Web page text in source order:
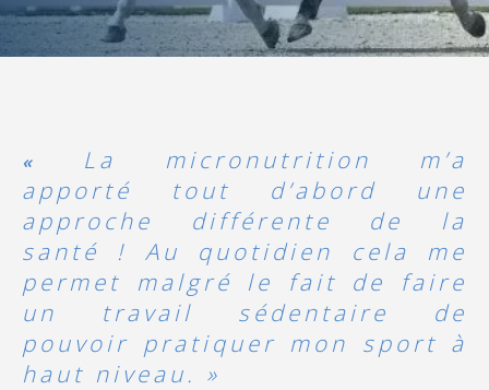
«
La micronutrition m’a
apporté tout d’abord une
approche différente de la
santé ! Au quotidien cela me
permet malgré le fait de faire
un travail sédentaire de
pouvoir pratiquer mon sport à
haut niveau. »